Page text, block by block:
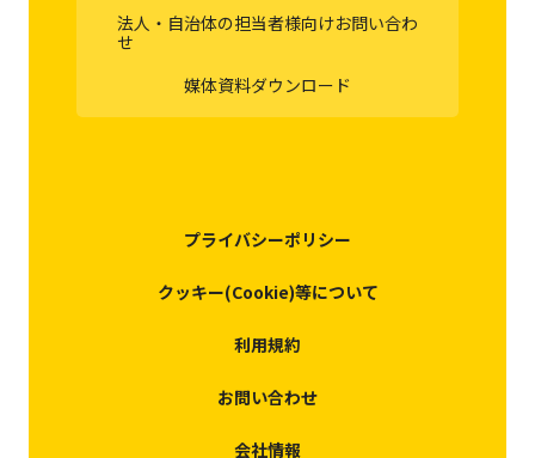
法人・自治体の担当者様向けお問い合わ
せ
媒体資料ダウンロード
プライバシーポリシー
クッキー(Cookie)等について
利用規約
お問い合わせ
会社情報